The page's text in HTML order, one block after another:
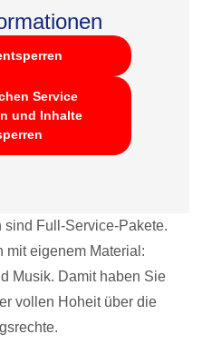
Service
und Inhalte
Full-Service-Pakete.
eigenem Material:
Musik. Damit haben Sie
vollen Hoheit über die